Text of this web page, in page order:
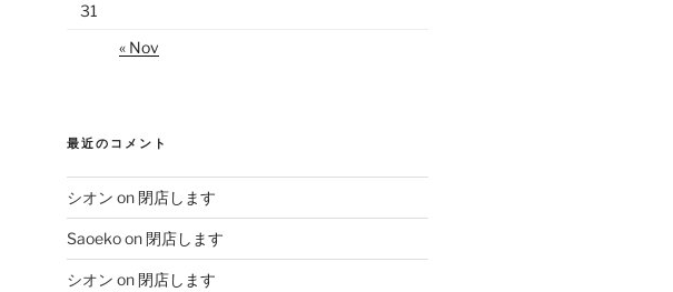
31
« Nov
最近のコメント
シオン on閉店します
Saoekoon閉店します
シオン on閉店します